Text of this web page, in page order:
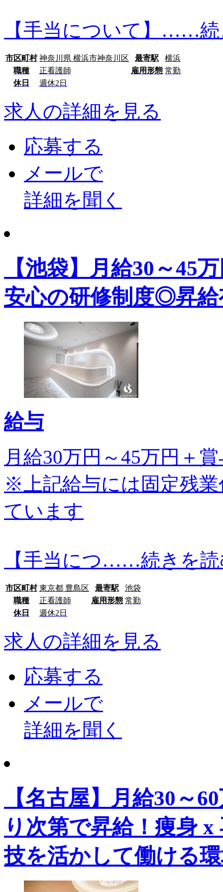
【手当について】……続
市区町村 神奈川県 横浜市神奈川区 最寄駅
横浜
職種
正看護師 雇用形態 常勤
休日
週休2日
求人の詳細を見る
応募する
メールで
詳細を聞く
【池袋】月給30～
安心の研修制度◎昇
給与
月給30万円～45万円＋
※上記給与には固定残業
ています
【手当につ……続きを読
市区町村 東京都 豊島区 最寄駅
池袋
職種
正看護師 雇用形態 常勤
休日
週休2日
求人の詳細を見る
応募する
メールで
詳細を聞く
【名古屋】月給30～
り次第で昇給！痩身
技を活かして働ける